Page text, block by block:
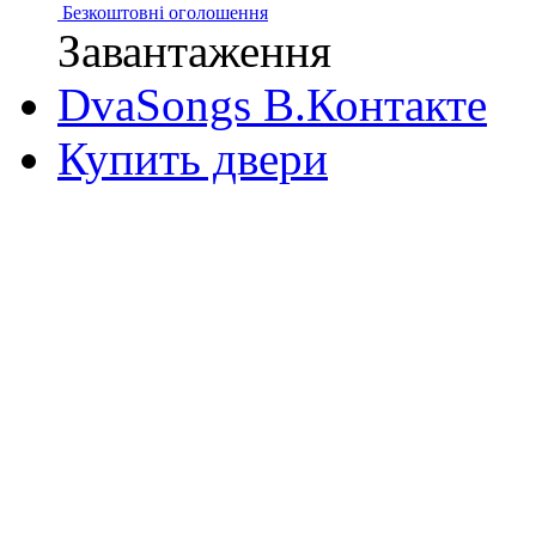
Безкоштовні оголошення
Завантаження
DvaSongs В.Контакте
Купить двери